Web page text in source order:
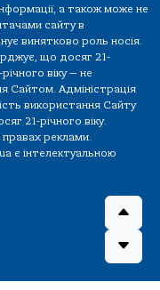
а також може не
сайту в
винятково роль носія.
що досяг 21-
віку — не
Сайтом. Адміністрація
використання Сайту
21-річного віку.
реклами.
є інтелектуальною